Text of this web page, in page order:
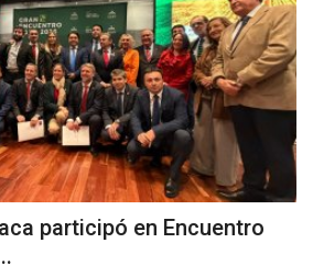
participó en Encuentro